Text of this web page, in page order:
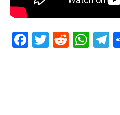
Facebook
Twitter
Reddit